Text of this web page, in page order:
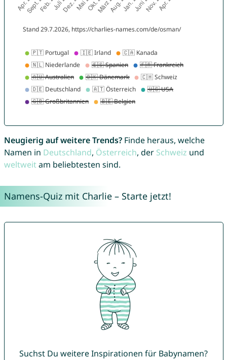
Neugierig auf weitere Trends?Finde heraus, welche
Namen in Deutschland, Österreich, der Schweiz und
weltweitam beliebtesten sind.
Namens-Quiz mit Charlie – Starte jetzt!
Suchst Du weitere Inspirationen für Babynamen?